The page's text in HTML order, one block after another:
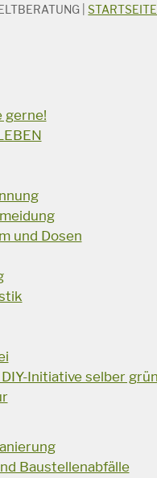
|STARTSEITE
gerne!
und Dosen
Initiative selber
Baustellenabfälle